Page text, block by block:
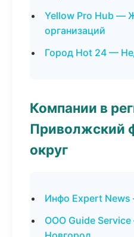
Yellow Pro Hub —
организаций
Город Hot 24 —
Компании в
Приволжский
округ
Инфо Expert News
ООО Guide